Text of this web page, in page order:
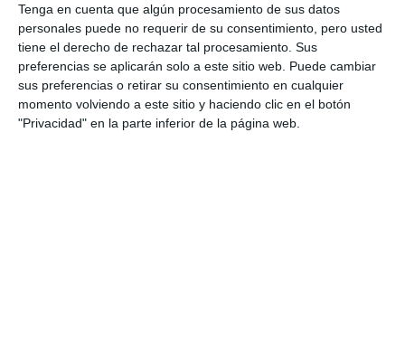
Tenga en cuenta que algún procesamiento de sus datos
personales puede no requerir de su consentimiento, pero usted
tiene el derecho de rechazar tal procesamiento. Sus
preferencias se aplicarán solo a este sitio web. Puede cambiar
sus preferencias o retirar su consentimiento en cualquier
momento volviendo a este sitio y haciendo clic en el botón
"Privacidad" en la parte inferior de la página web.
El alquiler del coche accidentado
el sábado podría desvelar la
identidad de los ocupantes
ACTUALIDAD
El Ayuntamiento aumenta el